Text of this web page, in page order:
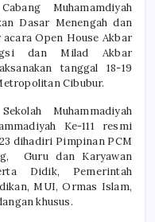
Muhamamdiyah
Dasar Menengah dan
Open House Akbar
dan Milad Akbar
tanggal 18-19
Cibubur.
Muhammadiyah
Ke-111 resmi
dihadiri Pimpinan PCM
Guru dan Karyawan
Didik, Pemerintah
MUI, Ormas Islam,
khusus.